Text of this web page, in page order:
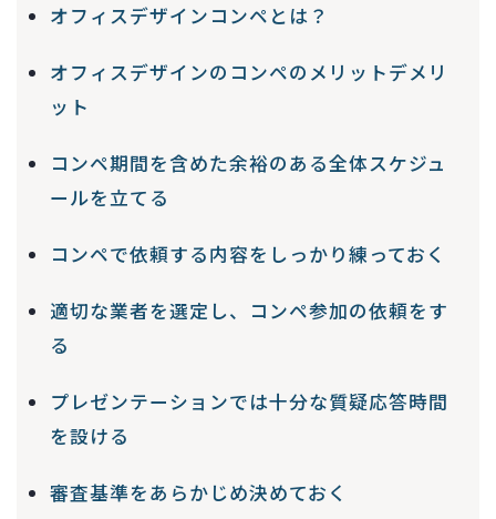
オフィスデザインコンペとは？
オフィスデザインのコンペのメリットデメリ
ット
コンペ期間を含めた余裕のある全体スケジュ
ールを立てる
コンペで依頼する内容をしっかり練っておく
適切な業者を選定し、コンペ参加の依頼をす
る
プレゼンテーションでは十分な質疑応答時間
を設ける
審査基準をあらかじめ決めておく